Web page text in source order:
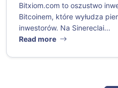
Bitxiom.com to oszustwo
Bitcoinem, które wyłudza
inwestorów. Na Sinereclai...
Read more